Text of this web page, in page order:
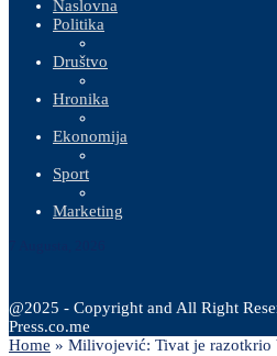
Naslovna
Politika
Društvo
Hronika
Ekonomija
Sport
Marketing
@2025 - Copyright and All Right
Press.co.me
Home » Milivojević: Tivat je razotkrio